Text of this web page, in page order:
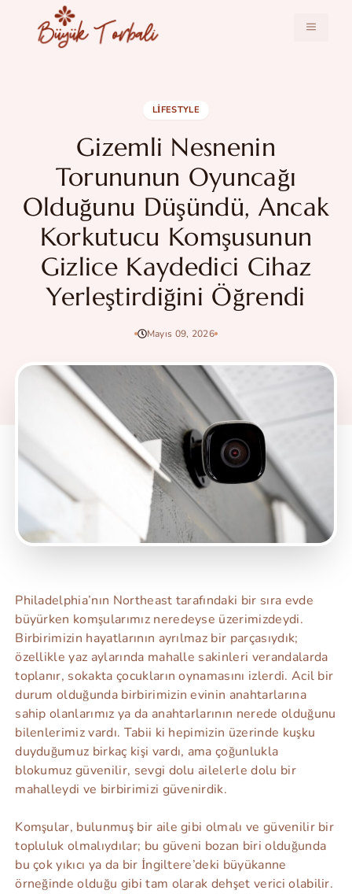
MENÜ
LIFESTYLE
Gizemli Nesnenin
Torununun Oyuncağı
Olduğunu Düşündü, Ancak
Korkutucu Komşusunun
Gizlice Kaydedici Cihaz
Yerleştirdiğini Öğrendi
Mayıs 09, 2026
Philadelphia’nın Northeast tarafındaki bir sıra evde
büyürken komşularımız neredeyse üzerimizdeydi.
Birbirimizin hayatlarının ayrılmaz bir parçasıydık;
özellikle yaz aylarında mahalle sakinleri verandalarda
toplanır, sokakta çocukların oynamasını izlerdi. Acil bir
durum olduğunda birbirimizin evinin anahtarlarına
sahip olanlarımız ya da anahtarlarının nerede olduğunu
bilenlerimiz vardı. Tabii ki hepimizin üzerinde kuşku
duyduğumuz birkaç kişi vardı, ama çoğunlukla
blokumuz güvenilir, sevgi dolu ailelerle dolu bir
mahalleydi ve birbirimizi güvenirdik.
Komşular, bulunmuş bir aile gibi olmalı ve güvenilir bir
topluluk olmalıydılar; bu güveni bozan biri olduğunda
bu çok yıkıcı ya da bir İngiltere’deki büyükanne
örneğinde olduğu gibi tam olarak dehşet verici olabilir.